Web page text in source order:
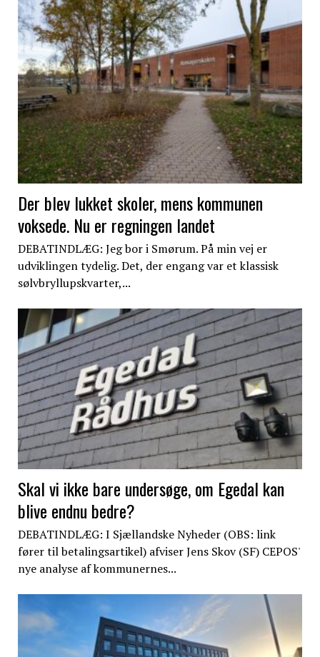
Der blev lukket skoler, mens kommunen
voksede. Nu er regningen landet
DEBATINDLÆG: Jeg bor i Smørum. På min vej er
udviklingen tydelig. Det, der engang var et klassisk
sølvbryllupskvarter,...
Skal vi ikke bare undersøge, om Egedal kan
blive endnu bedre?
DEBATINDLÆG: I Sjællandske Nyheder (OBS: link
fører til betalingsartikel) afviser Jens Skov (SF) CEPOS'
nye analyse af kommunernes...